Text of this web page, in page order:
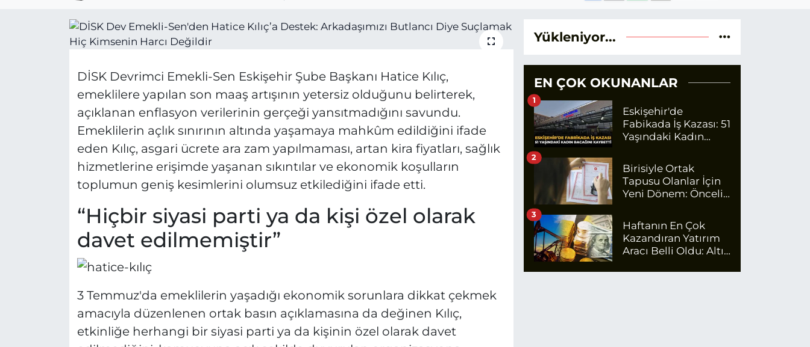
DİSK Devrimci Emekli-Sen Eskişehir Şube Başkanı Hatice Kılıç,
emeklilere yapılan son maaş artışının yetersiz olduğunu belirterek,
açıklanan enflasyon verilerinin gerçeği yansıtmadığını savundu.
Emeklilerin açlık sınırının altında yaşamaya mahkûm edildiğini ifade
eden Kılıç, asgari ücrete ara zam yapılmaması, artan kira fiyatları, sağlık
hizmetlerine erişimde yaşanan sıkıntılar ve ekonomik koşulların
toplumun geniş kesimlerini olumsuz etkilediğini ifade etti.
“Hiçbir siyasi parti ya da kişi özel olarak
davet edilmemiştir”
3 Temmuz'da emeklilerin yaşadığı ekonomik sorunlara dikkat çekmek
amacıyla düzenlenen ortak basın açıklamasına da değinen Kılıç,
etkinliğe herhangi bir siyasi parti ya da kişinin özel olarak davet
Yükleniyor...
EN ÇOK OKUNANLAR
Eskişehir'de
Fabikada İş Kazası: 51
Yaşındaki Kadın
1
Birisiyle Ortak
Tapusu Olanlar İçin
Yeni Dönem: Öncelik
Olacak
2
Haftanın En Çok
Kazandıran Yatırım
Aracı Belli Oldu: Altın
3